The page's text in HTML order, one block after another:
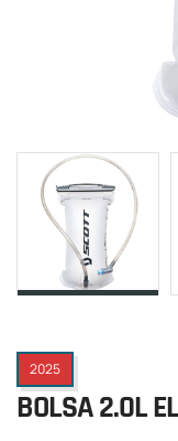
2025
BOLSA 2.0L